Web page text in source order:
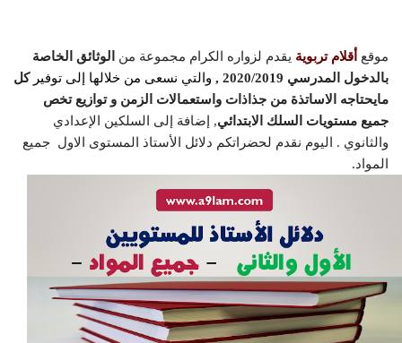
موقع أقلام تربوية يقدم لزواره الكرام مجموعة من
الوثائق الخاصة
بالدخول المدرسي 2020/2019 ,
والتي نسعى من خلالها إلى توفير كل
مايحتاجه الاساتذة من جذاذات واستعمالات الزمن و توازيع تخص
جميع مستويات السلك الابتدائي, إضافة إلى السلكين الإعدادي
والثانوي . اليوم نقدم لحضراتكم دلائل الأستاذ المستوى الاول جميع
المواد.